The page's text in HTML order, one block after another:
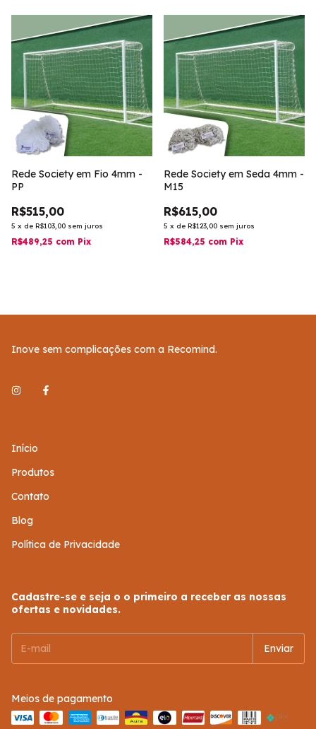
Rede Society em Fio 4mm -
PP
R$515,00
5 x de R$103,00 sem juros
R$489,25 com Pix
Rede Society em Seda 4mm -
M15
R$615,00
5 x de R$123,00 sem juros
R$584,25 com Pix
Inove sem complicações com a Recomind.
Início
Produtos
Contato
Blog
Política de Privacidade
Cadastre-se e seja o o primeiro a receber as nossas
ofertas e novidades.
Meios de pagamento